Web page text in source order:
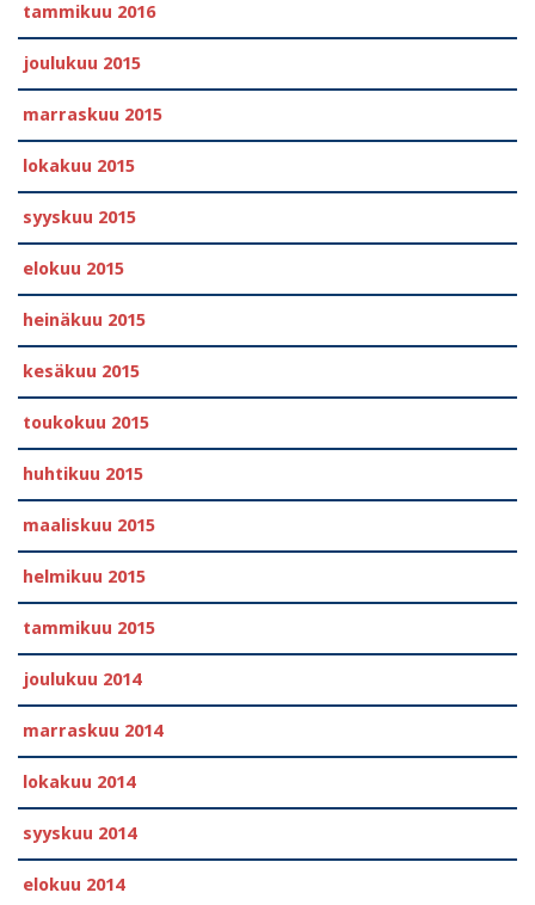
tammikuu 2016
joulukuu 2015
marraskuu 2015
lokakuu 2015
syyskuu 2015
elokuu 2015
heinäkuu 2015
kesäkuu 2015
toukokuu 2015
huhtikuu 2015
maaliskuu 2015
helmikuu 2015
tammikuu 2015
joulukuu 2014
marraskuu 2014
lokakuu 2014
syyskuu 2014
elokuu 2014